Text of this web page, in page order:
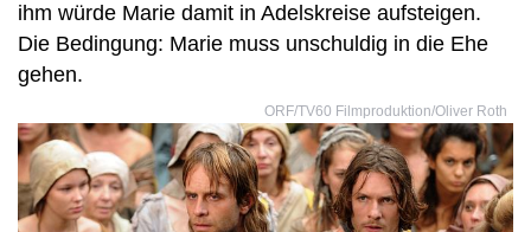
ihm würde Marie damit in Adelskreise aufsteigen.
Die Bedingung: Marie muss unschuldig in die Ehe
gehen.
ORF/TV60 Filmproduktion/Oliver Roth